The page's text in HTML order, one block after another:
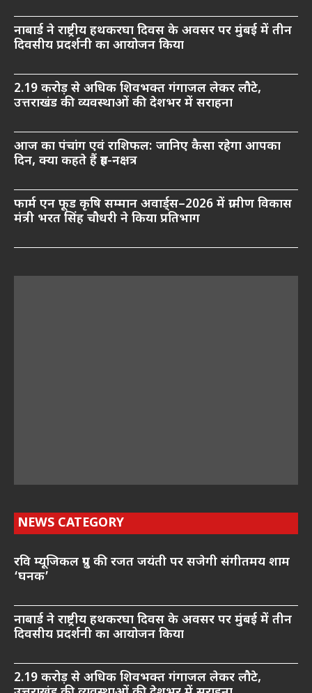
नाबार्ड ने राष्ट्रीय हथकरघा दिवस के अवसर पर मुंबई में तीन
दिवसीय प्रदर्शनी का आयोजन किया
2.19 करोड़ से अधिक शिवभक्त गंगाजल लेकर लौटे,
उत्तराखंड की व्यवस्थाओं की देशभर में सराहना
आज का पंचांग एवं राशिफल: जानिए कैसा रहेगा आपका
दिन, क्या कहते हैं ग्रह-नक्षत्र
फार्म एन फूड कृषि सम्मान अवार्ड्स–2026 में ग्रामीण विकास
मंत्री भरत सिंह चौधरी ने किया प्रतिभाग
NEWS CATEGORY
रवि म्यूजिकल ग्रुप की रजत जयंती पर सजेगी संगीतमय शाम
‘घनक’
नाबार्ड ने राष्ट्रीय हथकरघा दिवस के अवसर पर मुंबई में तीन
दिवसीय प्रदर्शनी का आयोजन किया
2.19 करोड़ से अधिक शिवभक्त गंगाजल लेकर लौटे,